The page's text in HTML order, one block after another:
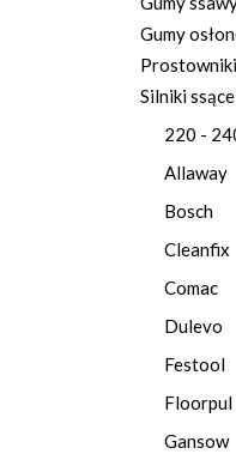
Gumy
Prostowniki
Silniki ssące
220 -
Allaway
Bosch
Cleanfix
Comac
Dulevo
Festool
Floorpul
Gansow